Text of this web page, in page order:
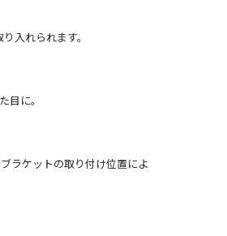
入れられます。
に。
ラケットの取り付け位置によ